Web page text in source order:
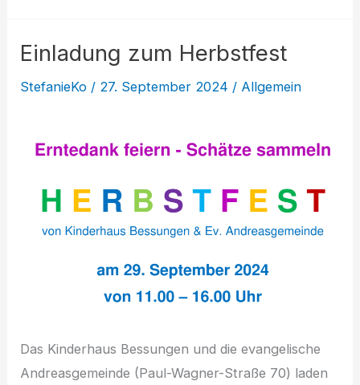
sind
Sterne
nachts
raus!
Einladung zum Herbstfest
StefanieKo / 27. September 2024 / Allgemein
Das Kinderhaus Bessungen und die evangelische
Andreasgemeinde (Paul-Wagner-Straße 70) laden